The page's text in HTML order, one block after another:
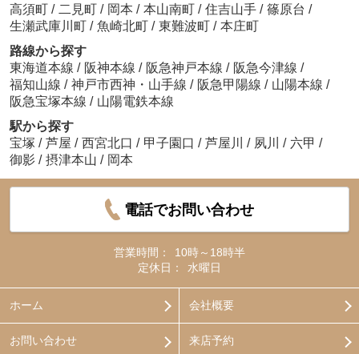
高須町 / 二見町 / 岡本 / 本山南町 / 住吉山手 / 篠原台 /
生瀬武庫川町 / 魚崎北町 / 東難波町 / 本庄町
路線から探す
東海道本線 / 阪神本線 / 阪急神戸本線 / 阪急今津線 /
福知山線 / 神戸市西神・山手線 / 阪急甲陽線 / 山陽本線 /
阪急宝塚本線 / 山陽電鉄本線
駅から探す
宝塚 / 芦屋 / 西宮北口 / 甲子園口 / 芦屋川 / 夙川 / 六甲 /
御影 / 摂津本山 / 岡本
電話でお問い合わせ
営業時間：
10時～18時半
定休日：
水曜日
ホーム 会社概要
お問い合わせ 来店予約